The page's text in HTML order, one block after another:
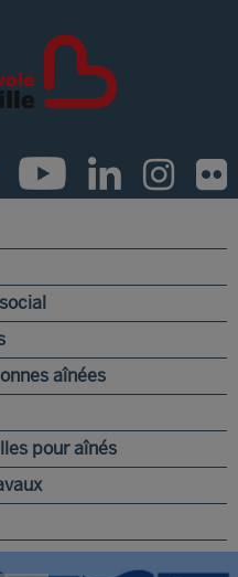
aînées
pour aînés